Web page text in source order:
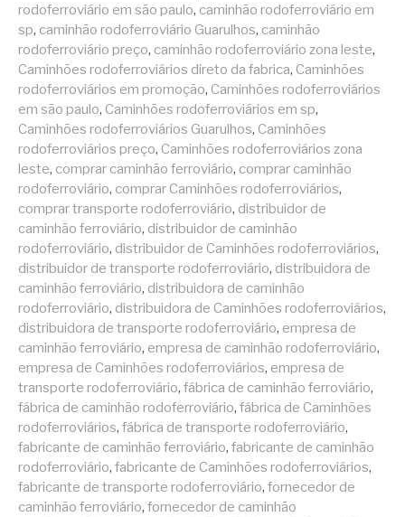
rodoferroviário em são paulo, caminhão rodoferroviário em
sp, caminhão rodoferroviário Guarulhos, caminhão
rodoferroviário preço, caminhão rodoferroviário zona leste,
Caminhões rodoferroviários direto da fabrica, Caminhões
rodoferroviários em promoção, Caminhões rodoferroviários
em são paulo, Caminhões rodoferroviários em sp,
Caminhões rodoferroviários Guarulhos, Caminhões
rodoferroviários preço, Caminhões rodoferroviários zona
leste, comprar caminhão ferroviário, comprar caminhão
rodoferroviário, comprar Caminhões rodoferroviários,
comprar transporte rodoferroviário, distribuidor de
caminhão ferroviário, distribuidor de caminhão
rodoferroviário, distribuidor de Caminhões rodoferroviários,
distribuidor de transporte rodoferroviário, distribuidora de
caminhão ferroviário, distribuidora de caminhão
rodoferroviário, distribuidora de Caminhões rodoferroviários,
distribuidora de transporte rodoferroviário, empresa de
caminhão ferroviário, empresa de caminhão rodoferroviário,
empresa de Caminhões rodoferroviários, empresa de
transporte rodoferroviário, fábrica de caminhão ferroviário,
fábrica de caminhão rodoferroviário, fábrica de Caminhões
rodoferroviários, fábrica de transporte rodoferroviário,
fabricante de caminhão ferroviário, fabricante de caminhão
rodoferroviário, fabricante de Caminhões rodoferroviários,
fabricante de transporte rodoferroviário, fornecedor de
caminhão ferroviário, fornecedor de caminhão